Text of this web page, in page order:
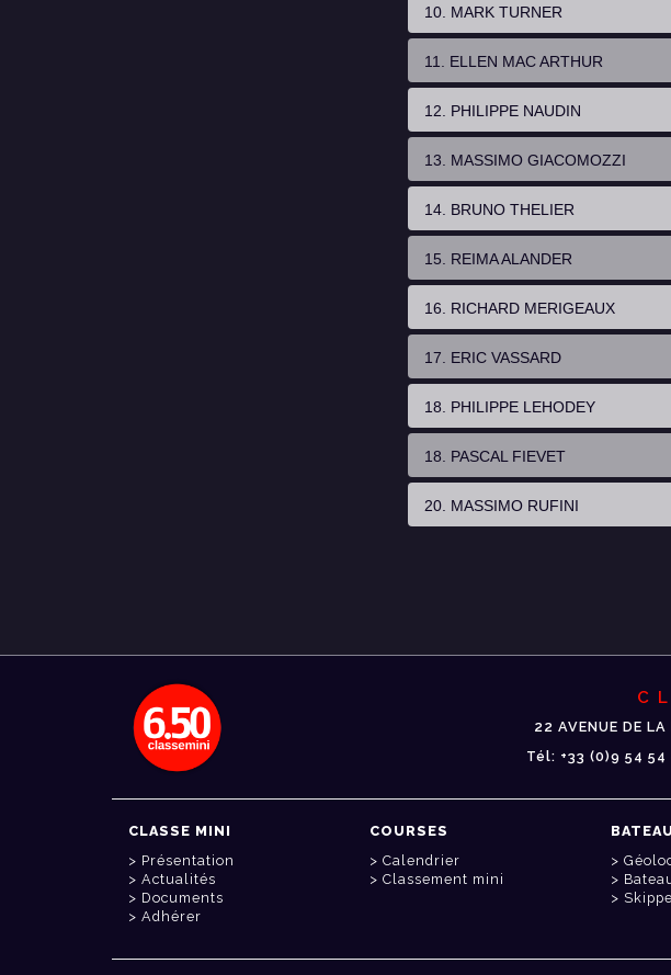
10. MARK TURNER
11. ELLEN MAC ARTHUR
12. PHILIPPE NAUDIN
13. MASSIMO GIACOMOZZI
14. BRUNO THELIER
15. REIMA ALANDER
16. RICHARD MERIGEAUX
17. ERIC VASSARD
18. PHILIPPE LEHODEY
18. PASCAL FIEVET
20. MASSIMO RUFINI
22 AVENUE DE
Tél: +33 (0)9 54 54
CLASSE MINI
Présentation
Actualités
Documents
Adhérer
COURSES
Calendrier
Classement mini